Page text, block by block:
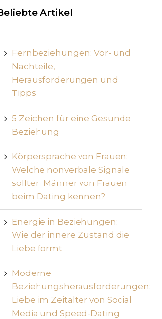
Artikel
Fernbeziehungen: Vor- und
Nachteile,
Herausforderungen und
Tipps
5 Zeichen für eine Gesunde
Beziehung
Körpersprache von Frauen:
Welche nonverbale Signale
sollten Männer von Frauen
beim Dating kennen?
Energie in Beziehungen:
Wie der innere Zustand die
Liebe formt
Moderne
Beziehungsherausforderungen:
Liebe im Zeitalter von Social
Media und Speed-Dating